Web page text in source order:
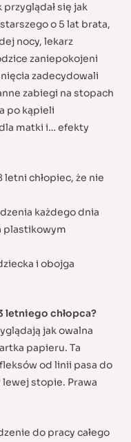
się jak
o 5 lat brata,
nocy, lekarz
zaniepokojeni
zadecydowali
zabiegi na stopach
po kąpieli
matki i… efekty
chłopiec, że nie
każdego dnia
plastikowym
i obojga
letniego chłopca?
jak owalna
papieru. Ta
od linii pasa do
stopie. Prawa
do pracy całego